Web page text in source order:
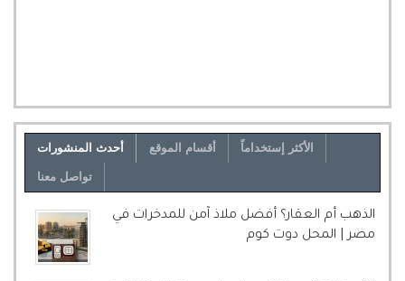
أحدث المنشورات أقسام الموقع الأكثر إستخداماً
تواصل معنا
الذهب أم العقار؟ أفضل ملاذ آمن للمدخرات في
مصر | المحل دوت كوم